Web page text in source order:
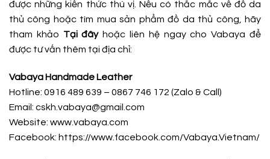
được những kiến thức thú vị. Nếu có thắc mắc về đồ da
thủ công hoặc tìm mua sản phẩm đồ da thủ công, hãy
tham khảo Tại đâyhoặc liên hệ ngay cho Vabaya để
được tư vấn thêm tại địa chỉ:
Vabaya Handmade Leather
Hotline: 0916 489 639 – 0867 746 172 (Zalo & Call)
Email: cskh.vabaya@gmail.com
Website: www.vabaya.com
Facebook: https://www.facebook.com/Vabaya.Vietnam/